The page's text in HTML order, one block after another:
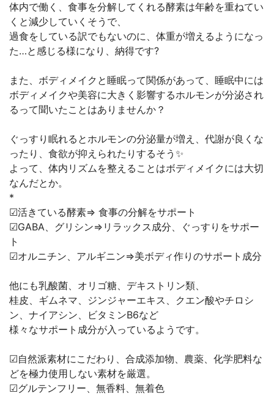
体内で働く、食事を分解してくれる酵素は年齢を重ねてい
くと減少していくそうで、⁣
過食をしている訳でもないのに、体重が増えるようになっ
た…と感じる様になり、納得です?⁣
また、ボディメイクと睡眠って関係があって、睡眠中には
ボディメイクや美容に大きく影響するホルモンが分泌され
るって聞いたことはありませんか？⁣
ぐっすり眠れるとホルモンの分泌量が増え、代謝が良くな
ったり、食欲が抑えられたりするそう✨⁣
よって、体内リズムを整えることはボディメイクには大切
なんだとか。⁣
*
︎︎︎︎︎︎☑︎活きている酵素⇒ 食事の分解をサポート
︎︎︎︎︎︎☑︎GABA、グリシン⇒リラックス成分、ぐっすりをサポー
ト
︎︎︎︎︎︎☑︎オルニチン、アルギニン⇒美ボディ作りのサポート成分⁣
他にも乳酸菌、オリゴ糖、デキストリン類、⁣
桂皮、ギムネマ、ジンジャーエキス、クエン酸やチロシ
ン、ナイアシン、ビタミンB6など⁣
様々なサポート成分が入っているようです。⁣
︎︎︎︎︎︎☑︎自然派素材にこだわり、合成添加物、農薬、化学肥料な
どを極力使用しない素材を厳選。
︎︎︎︎︎︎☑︎グルテンフリー、無香料、無着色⁣